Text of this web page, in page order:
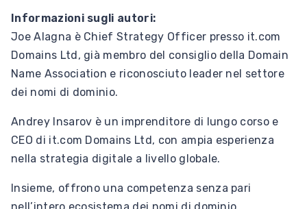
Informazioni sugli autori:
Joe Alagna è Chief Strategy Officer presso it.com
Domains Ltd, già membro del consiglio della Domain
Name Association e riconosciuto leader nel settore
dei nomi di dominio.
Andrey Insarov è un imprenditore di lungo corso e
CEO di it.com Domains Ltd, con ampia esperienza
nella strategia digitale a livello globale.
Insieme, offrono una competenza senza pari